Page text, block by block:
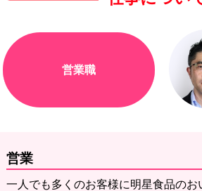
営業職
営業
一人でも多くのお客様に明星食品のお